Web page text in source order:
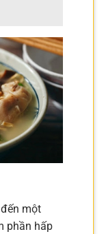
một
phần hấp